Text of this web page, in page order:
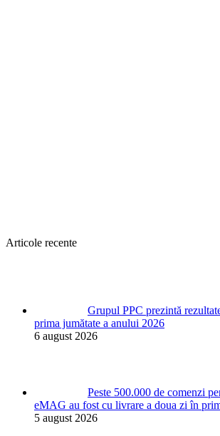
Articole recente
Grupul PPC prezintă
prima jumătate a anului 2026
6 august 2026
Peste 500.000 de comenzi
eMAG au fost cu livrare a doua zi în
5 august 2026